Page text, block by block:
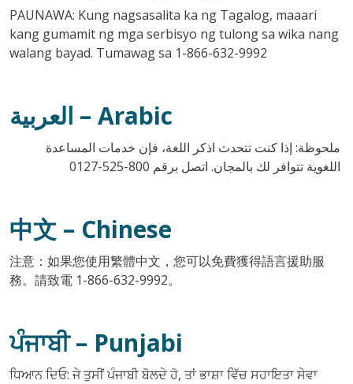
PAUNAWA: Kung nagsasalita ka ng Tagalog, maaari
kang gumamit ng mga serbisyo ng tulong sa wika nang
walang bayad. Tumawag sa 1-866-632-9992
العربية – Arabic
ملحوظة: إذا كنت تتحدث اذكر اللغة، فإن خدمات المساعدة
اللغوية تتوافر لك بالمجان. اتصل برقم 800-525-0127
中文 – Chinese
注意：如果您使用繁體中文，您可以免費獲得語言援助服
務。請致電 1-866-632-9992。
ਪੰਜਾਬੀ– Punjabi
ਧਿਆਨ ਦਿਓ: ਜੇ ਤੁਸੀਂ ਪੰਜਾਬੀ ਬੋਲਦੇ ਹੋ, ਤਾਂ ਭਾਸ਼ਾ ਵਿੱਚ ਸਹਾਇਤਾ ਸੇਵਾ